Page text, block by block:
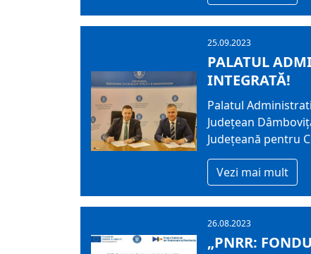
25.09.2023
PALATUL
INTEGRATĂ!
Palatul
Judeţean
Județeană pentru
Vezi mai mult
26.08.2023
„PNRR: